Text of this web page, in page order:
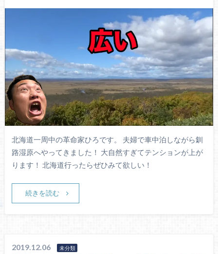
北海道一周中の革命家ひろです。 夫婦で車中泊しながら釧
路湿原へやってきました！ 大自然すぎてテンションが上が
ります！ 北海道行ったらぜひみて欲しい！
続きを読む
2019.12.06 未分類